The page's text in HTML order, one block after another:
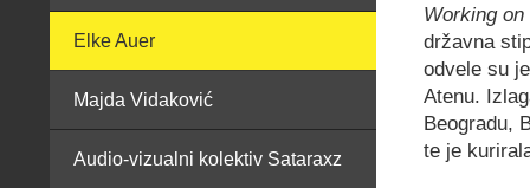
Elke Auer
Majda Vidaković
Audio-vizualni kolektiv Sataraxz
Working on
državna
odvele su
Atenu.
Beogradu,
te je